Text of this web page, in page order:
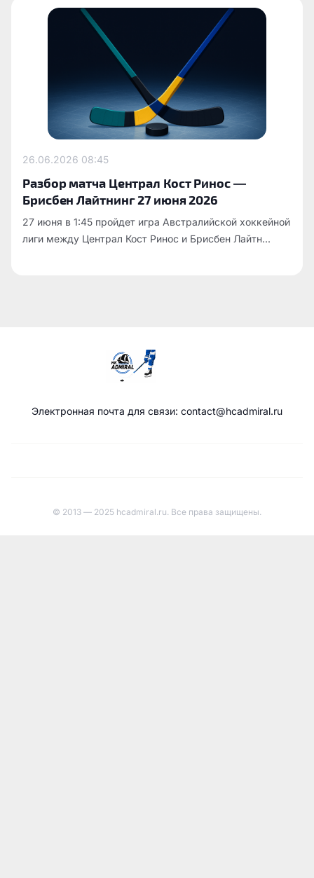
26.06.2026 08:45
Разбор матча Централ Кост Ринос —
Брисбен Лайтнинг 27 июня 2026
27 июня в 1:45 пройдет игра Австралийской хоккейной
лиги между Централ Кост Ринос и Брисбен Лайтн...
Электронная почта для связи: contact@hcadmiral.ru
© 2013 — 2025 hcadmiral.ru. Все права защищены.